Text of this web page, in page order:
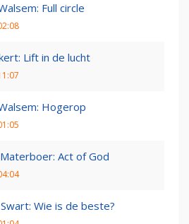
Full circle
Lift in de lucht
Hogerop
Act of God
Wie is de beste?